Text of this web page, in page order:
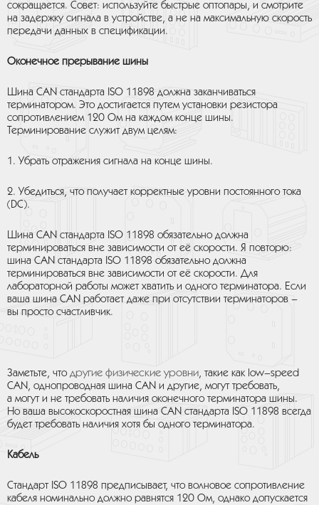
сокращается. Совет: используйте быстрые оптопары, и смотрите
на задержку сигнала в устройстве, а не на максимальную скорость
передачи данных в спецификации.
Оконечное прерывание шины
Шина CAN стандарта ISO 11898 должна заканчиваться
терминатором. Это достигается путем установки резистора
сопротивлением 120 Ом на каждом конце шины.
Терминирование служит двум целям:
1. Убрать отражения сигнала на конце шины.
2. Убедиться, что получает корректные уровни постоянного тока
(DC).
Шина CAN стандарта ISO 11898 обязательно должна
терминироваться вне зависимости от её скорости. Я повторю:
шина CAN стандарта ISO 11898 обязательно должна
терминироваться вне зависимости от её скорости. Для
лабораторной работы может хватить и одного терминатора. Если
ваша шина CAN работает даже при отсутствии терминаторов –
вы просто счастливчик.
Заметьте, что другие физические уровни, такие как low–speed
CAN, однопроводная шина CAN и другие, могут требовать,
а могут и не требовать наличия оконечного терминатора шины.
Но ваша высокоскоростная шина CAN стандарта ISO 11898 всегда
будет требовать наличия хотя бы одного терминатора.
Кабель
Стандарт ISO 11898 предписывает, что волновое сопротивление
кабеля номинально должно равнятся 120 Ом, однако допускается